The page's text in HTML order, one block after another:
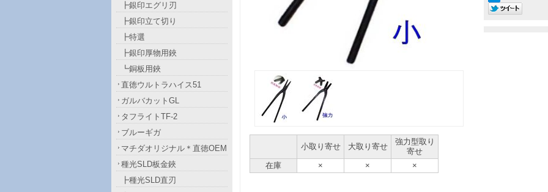
小取り寄せ 大取り寄せ
強力型取り
寄せ
在庫
× × ×
┣銀印エグリ刃
┣銀印立て切り
┣特選
┣銀印厚物用鋏
┗銅板用鋏
直徳ウルトラハイス51
ガルバカットGL
タフライトTF-2
ブルーギガ
マチダオリジナル＊直徳OEM
種光SLD板金鋏
┣種光SLD直刃